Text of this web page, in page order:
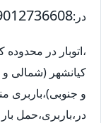
در:09012736608 آقای محمدی-
،اتوبار در
کیانشهر (شمالی و
و جنوبی)،باربری
در،باربری،حمل